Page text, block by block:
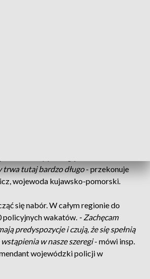
tutaj bardzo długo- przekonuje
wojewoda kujawsko-pomorski.
się nabór. W całym regionie do
policyjnych wakatów. - Zachęcam
predyspozycje i czują, że się spełnią
w nasze szeregi- mówi insp.
wojewódzki policji w